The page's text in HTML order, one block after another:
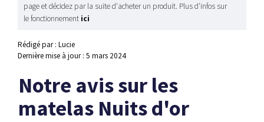
page et décidez par la suite d'acheter un produit. Plus d'infos sur
le fonctionnement ici
Rédigé par : Lucie
Dernière mise à jour : 5 mars 2024
Notre avis sur les
matelas Nuits d'or